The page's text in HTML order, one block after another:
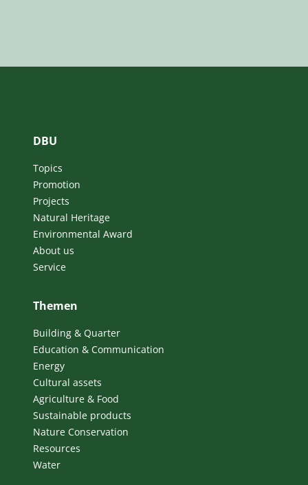
DBU
Topics
Promotion
Projects
Natural Heritage
Environmental Award
About us
Service
Themen
Building & Quarter
Education & Communication
Energy
Cultural assets
Agriculture & Food
Sustainable products
Nature Conservation
Resources
Water